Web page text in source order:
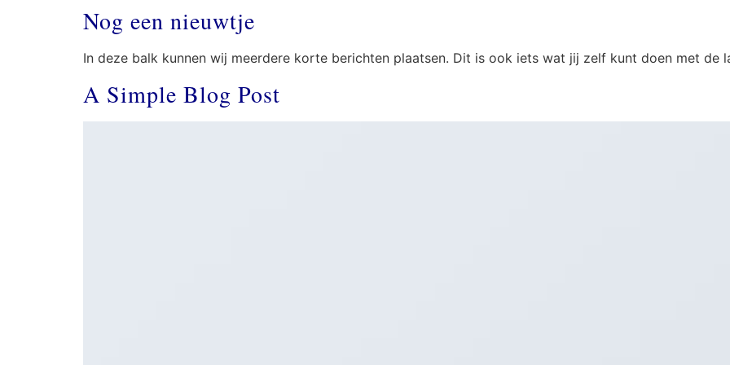
Nog een nieuwtje
In deze balk kunnen wij meerdere korte berichten plaatsen. Dit is ook iets wat jij zelf kunt doen met de
A Simple Blog Post